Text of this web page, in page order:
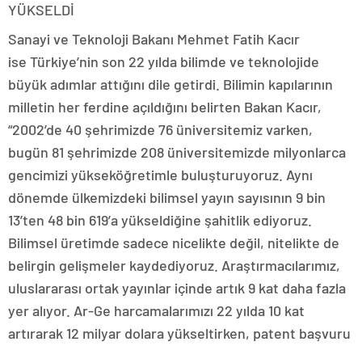
YÜKSELDİ
Sanayi ve Teknoloji Bakanı Mehmet Fatih Kacır
ise Türkiye’nin son 22 yılda bilimde ve teknolojide
büyük adımlar attığını dile getirdi. Bilimin kapılarının
milletin her ferdine açıldığını belirten Bakan Kacır,
“2002’de 40 şehrimizde 76 üniversitemiz varken,
bugün 81 şehrimizde 208 üniversitemizde milyonlarca
gencimizi yükseköğretimle buluşturuyoruz. Aynı
dönemde ülkemizdeki bilimsel yayın sayısının 9 bin
13’ten 48 bin 619’a yükseldiğine şahitlik ediyoruz.
Bilimsel üretimde sadece nicelikte değil, nitelikte de
belirgin gelişmeler kaydediyoruz. Araştırmacılarımız,
uluslararası ortak yayınlar içinde artık 9 kat daha fazla
yer alıyor. Ar-Ge harcamalarımızı 22 yılda 10 kat
artırarak 12 milyar dolara yükseltirken, patent başvuru